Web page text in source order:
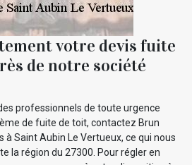
votre devis fuite
de notre société
professionnels de toute urgence
de fuite de toit, contactez Brun
à Saint Aubin Le Vertueux, ce qui nous
la région du 27300. Pour régler en